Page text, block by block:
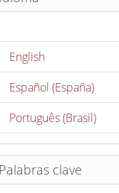
English
Español (España)
Português (Brasil)
Palabras clave